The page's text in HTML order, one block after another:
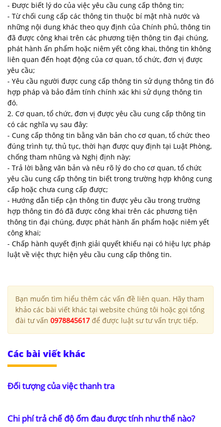
- Được biết lý do của việc yêu cầu cung cấp thông tin;
- Từ chối cung cấp các thông tin thuộc bí mật nhà nước và
những nội dung khác theo quy định của Chính phủ, thông tin
đã được công khai trên các phương tiện thông tin đại chúng,
phát hành ấn phẩm hoặc niêm yết công khai, thông tin không
liên quan đến hoạt động của cơ quan, tổ chức, đơn vị được
yêu cầu;
- Yêu cầu người được cung cấp thông tin sử dụng thông tin đó
hợp pháp và bảo đảm tính chính xác khi sử dụng thông tin
đó.
2. Cơ quan, tổ chức, đơn vị được yêu cầu cung cấp thông tin
có các nghĩa vụ sau đây:
- Cung cấp thông tin bằng văn bản cho cơ quan, tổ chức theo
đúng trình tự, thủ tục, thời hạn được quy định tại Luật Phòng,
chống tham nhũng và Nghị định này;
- Trả lời bằng văn bản và nêu rõ lý do cho cơ quan, tổ chức
yêu cầu cung cấp thông tin biết trong trường hợp không cung
cấp hoặc chưa cung cấp được;
- Hướng dẫn tiếp cận thông tin được yêu cầu trong trường
hợp thông tin đó đã được công khai trên các phương tiện
thông tin đại chúng, được phát hành ấn phẩm hoặc niêm yết
công khai;
- Chấp hành quyết định giải quyết khiếu nại có hiệu lực pháp
luật về việc thực hiện yêu cầu cung cấp thông tin.
Bạn muốn tìm hiểu thêm các vấn đề liên quan. Hãy tham
khảo các bài viết khác tại website chúng tôi hoặc gọi tổng
đài tư vấn 0978845617 để được luật sư tư vấn trực tiếp.
Các bài viết khác
Đối tượng của việc thanh tra
Chi phí trả chế độ ốm đau được tính như thế nào?